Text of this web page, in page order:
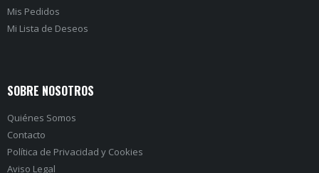
Mis Pedidos
Mi Lista de Deseos
SOBRE NOSOTROS
Quiénes Somos
Contacto
Política de Privacidad y Cookies
Aviso Legal